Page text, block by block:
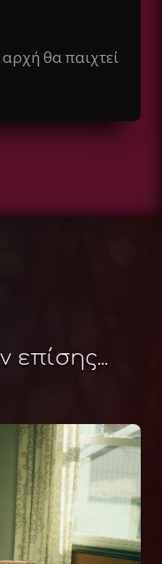
θα παιχτεί